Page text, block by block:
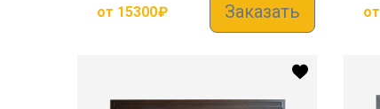
от 15300₽ Заказать от